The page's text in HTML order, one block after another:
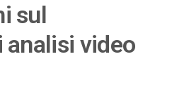
sul
video